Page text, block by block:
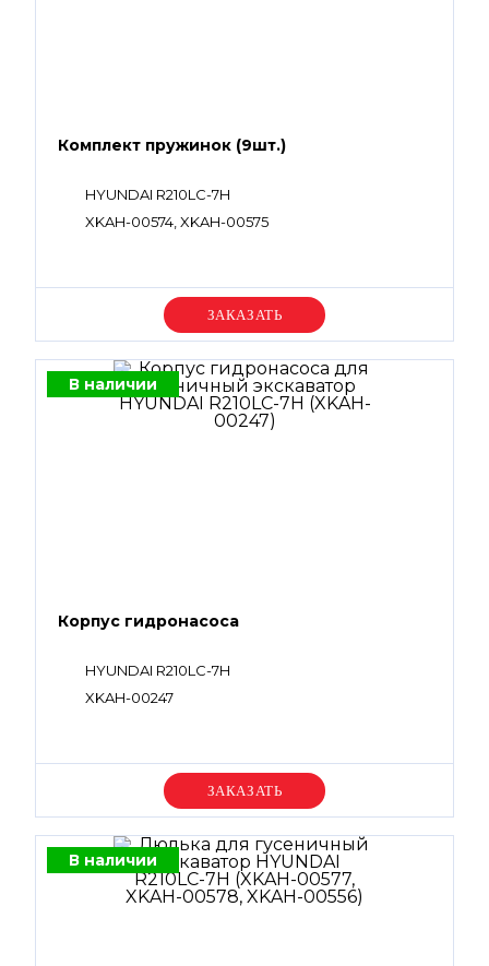
Комплект пружинок (9шт.)
HYUNDAI R210LC-7H
XKAH-00574, XKAH-00575
Уточняйте цену
В наличии
Корпус гидронасоса
HYUNDAI R210LC-7H
XKAH-00247
Уточняйте цену
В наличии